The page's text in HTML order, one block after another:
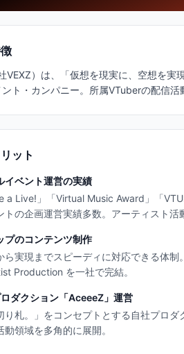
VEXZ）は、「仮想を現実に、空想を実
ト・カンパニー。所属VTuberの配信活
ット
イベント運営の実績
a Live!」「Virtual Music Award」「
トの企画運営実績多数。アーティスト活
プのコンテンツ制作
ら実現までスピーディに対応できる体制
Production を一社で完結。
ダクション「AceeeZ」運営
り札。」をコンセプトとする自社プロ
動領域を多角的に展開。